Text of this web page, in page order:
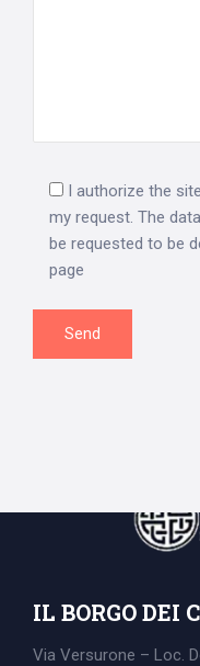
I authorize the
my request. The
be requested to be
page
IL BORGO DEI
Via Versurone – Loc.